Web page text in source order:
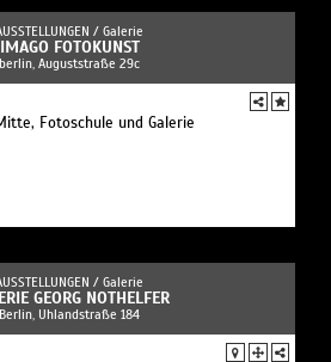
/ Galerie
IMAGO FOTOKUNST
berlin, Auguststraße 29c
Fotoschule und Galerie
/ Galerie
GEORG NOTHELFER
Berlin, Uhlandstraße 184